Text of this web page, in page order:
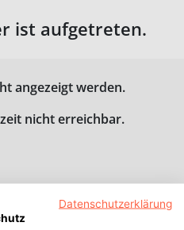
ist aufgetreten.
angezeigt werden.
nicht erreichbar.
Datenschutzerklärung